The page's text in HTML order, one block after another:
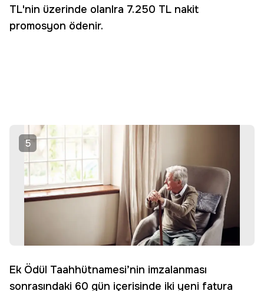
TL'nin üzerinde olanlra 7.250 TL nakit
promosyon ödenir.
5
Ek Ödül Taahhütnamesi’nin imzalanması
sonrasındaki 60 gün içerisinde iki yeni fatura